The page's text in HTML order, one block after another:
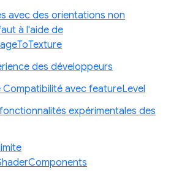
avec des orientations non
à l'aide de
des développeurs
avec featureLevel
expérimentales des